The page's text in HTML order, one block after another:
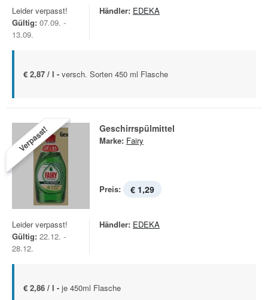
Leider verpasst!
Gültig: 07.09. -
13.09.
Händler: EDEKA
€ 2,87 / l - versch. Sorten 450 ml Flasche
Verpasst! Geschirrspülmittel
Marke: Fairy
Preis: € 1,29
Leider verpasst!
Gültig: 22.12. -
28.12.
Händler: EDEKA
€ 2,86 / l - je 450ml Flasche